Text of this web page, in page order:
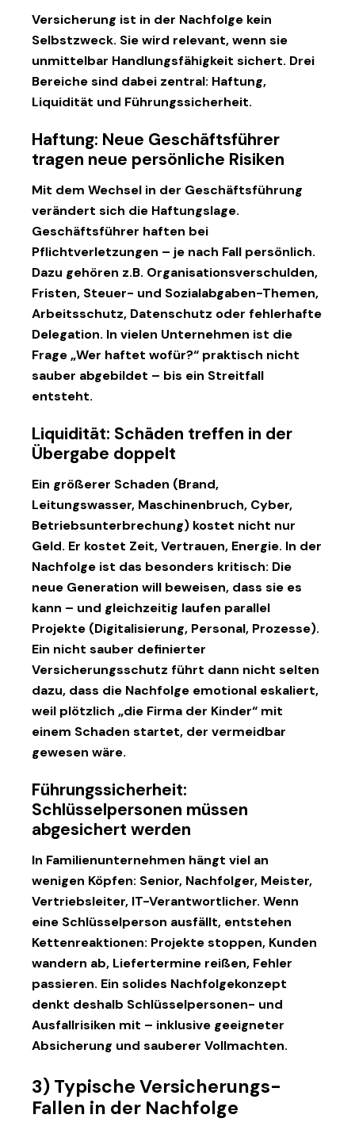
Versicherung ist in der Nachfolge kein
Selbstzweck. Sie wird relevant, wenn sie
unmittelbar Handlungsfähigkeit sichert. Drei
Bereiche sind dabei zentral: Haftung,
Liquidität und Führungssicherheit.
Haftung: Neue Geschäftsführer
tragen neue persönliche Risiken
Mit dem Wechsel in der Geschäftsführung
verändert sich die Haftungslage.
Geschäftsführer haften bei
Pflichtverletzungen – je nach Fall persönlich.
Dazu gehören z.B. Organisationsverschulden,
Fristen, Steuer- und Sozialabgaben-Themen,
Arbeitsschutz, Datenschutz oder fehlerhafte
Delegation. In vielen Unternehmen ist die
Frage „Wer haftet wofür?“ praktisch nicht
sauber abgebildet – bis ein Streitfall
entsteht.
Liquidität: Schäden treffen in der
Übergabe doppelt
Ein größerer Schaden (Brand,
Leitungswasser, Maschinenbruch, Cyber,
Betriebsunterbrechung) kostet nicht nur
Geld. Er kostet Zeit, Vertrauen, Energie. In der
Nachfolge ist das besonders kritisch: Die
neue Generation will beweisen, dass sie es
kann – und gleichzeitig laufen parallel
Projekte (Digitalisierung, Personal, Prozesse).
Ein nicht sauber definierter
Versicherungsschutz führt dann nicht selten
dazu, dass die Nachfolge emotional eskaliert,
weil plötzlich „die Firma der Kinder“ mit
einem Schaden startet, der vermeidbar
gewesen wäre.
Führungssicherheit:
Schlüsselpersonen müssen
abgesichert werden
In Familienunternehmen hängt viel an
wenigen Köpfen: Senior, Nachfolger, Meister,
Vertriebsleiter, IT-Verantwortlicher. Wenn
eine Schlüsselperson ausfällt, entstehen
Kettenreaktionen: Projekte stoppen, Kunden
wandern ab, Liefertermine reißen, Fehler
passieren. Ein solides Nachfolgekonzept
denkt deshalb Schlüsselpersonen- und
Ausfallrisiken mit – inklusive geeigneter
Absicherung und sauberer Vollmachten.
3) Typische Versicherungs-
Fallen in der Nachfolge